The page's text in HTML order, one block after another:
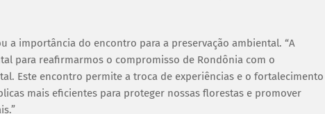
a importância do encontro para a preservação ambiental. “A
para reafirmarmos o compromisso de Rondônia com o
Este encontro permite a troca de experiências e o fortalecimento
mais eficientes para proteger nossas florestas e promover